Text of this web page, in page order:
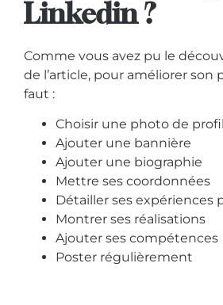
Linkedin ?
Comme vous avez pu le
de l’article, pour améliorer son
faut :
Choisir une photo de
Ajouter une bannière
Ajouter une biographie
Mettre ses coordonnées
Détailler ses expériences
Montrer ses réalisations
Ajouter ses compétences
Poster régulièrement